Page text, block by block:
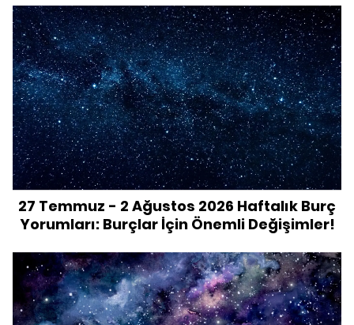
27 Temmuz - 2 Ağustos 2026 Haftalık Burç
Yorumları: Burçlar İçin Önemli Değişimler!